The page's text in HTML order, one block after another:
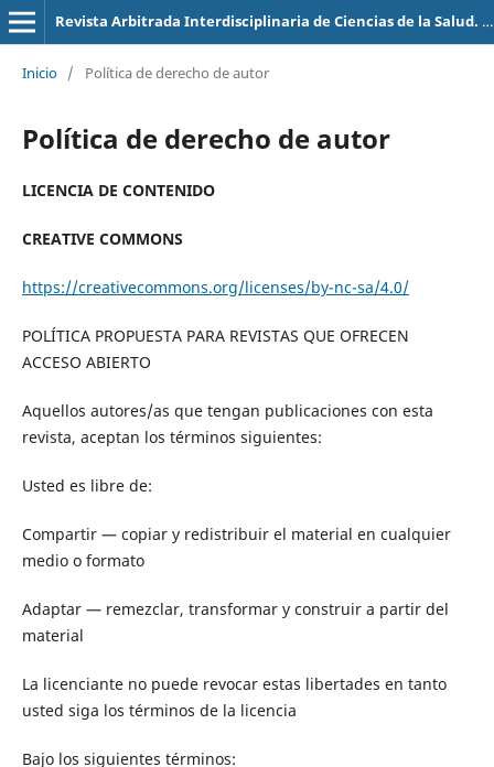
Revista Arbitrada Interdisciplinaria de Ciencias de la Salud. Salud y Vida
Inicio / Política de derecho de autor
Política de derecho de autor
LICENCIA DE CONTENIDO
CREATIVE COMMONS
https://creativecommons.org/licenses/by-nc-sa/4.0/
POLÍTICA PROPUESTA PARA REVISTAS QUE OFRECEN
ACCESO ABIERTO
Aquellos autores/as que tengan publicaciones con esta
revista, aceptan los términos siguientes:
Usted es libre de:
Compartir — copiar y redistribuir el material en cualquier
medio o formato
Adaptar — remezclar, transformar y construir a partir del
material
La licenciante no puede revocar estas libertades en tanto
usted siga los términos de la licencia
Bajo los siguientes términos: